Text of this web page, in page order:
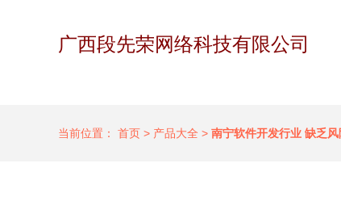
广西段先荣网络科技有限公司
当前位置： 首页 > 产品大全 > 南宁软件开发行业 缺乏